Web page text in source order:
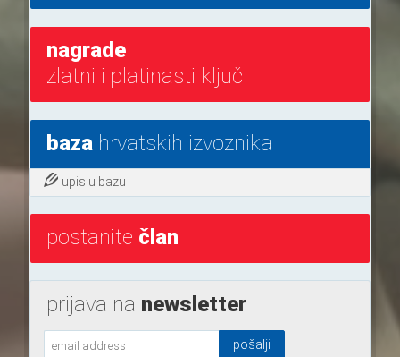
nagrade
zlatni i platinasti ključ
bazahrvatskih izvoznika
upis u bazu
postanite član
prijava na newsletter